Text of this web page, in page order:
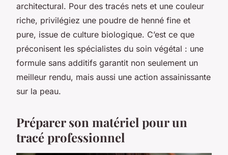
architectural. Pour des tracés nets et une couleur
riche, privilégiez une poudre de henné fine et
pure, issue de culture biologique. C’est ce que
préconisent les spécialistes du soin végétal : une
formule sans additifs garantit non seulement un
meilleur rendu, mais aussi une action assainissante
sur la peau.
Préparer son matériel pour un
tracé professionnel